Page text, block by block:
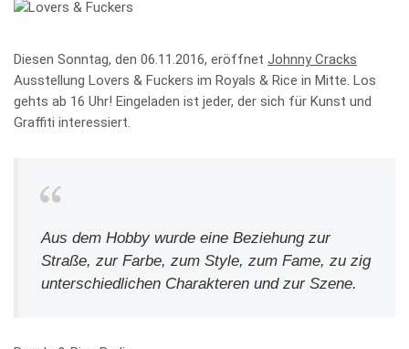
Diesen Sonntag, den 06.11.2016, eröffnet Johnny Cracks
Ausstellung Lovers & Fuckers im Royals & Rice in Mitte. Los
gehts ab 16 Uhr! Eingeladen ist jeder, der sich für Kunst und
Graffiti interessiert.
Aus dem Hobby wurde eine Beziehung zur
Straße, zur Farbe, zum Style, zum Fame, zu zig
unterschiedlichen Charakteren und zur Szene.